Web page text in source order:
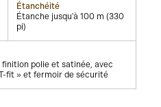
Étanchéité
Étanche jusqu'à 100 m (330
pi)
polie et satinée, avec
fit » et fermoir de sécurité